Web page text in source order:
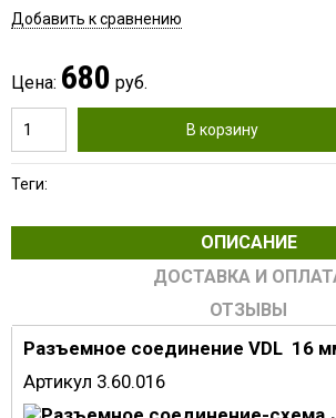
Добавить к сравнению
Цена: 680 руб.
В корзину
Теги:
ОПИСАНИЕ
ДОСТАВКА И
ОТЗЫВЫ
Разъемное соединение VDL 16
Артикул 3.60.016